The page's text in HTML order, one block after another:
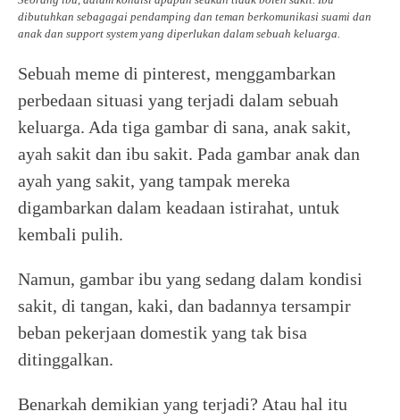
dibutuhkan sebagagai pendamping dan teman berkomunikasi suami dan
anak dan support system yang diperlukan dalam sebuah keluarga.
Sebuah meme di pinterest, menggambarkan
perbedaan situasi yang terjadi dalam sebuah
keluarga. Ada tiga gambar di sana, anak sakit,
ayah sakit dan ibu sakit. Pada gambar anak dan
ayah yang sakit, yang tampak mereka
digambarkan dalam keadaan istirahat, untuk
kembali pulih.
Namun, gambar ibu yang sedang dalam kondisi
sakit, di tangan, kaki, dan badannya tersampir
beban pekerjaan domestik yang tak bisa
ditinggalkan.
Benarkah demikian yang terjadi? Atau hal itu